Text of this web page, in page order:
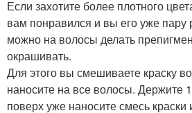
Если захотите более плотного
вам понравился и вы его уже пару
можно на волосы делать
окрашивать.
Для этого вы смешиваете краску
наносите на все волосы. Держите
поверх уже наносите смесь краски